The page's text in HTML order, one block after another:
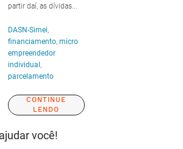
partir daí, as dívidas...
DASN-Simei,
financiamento, micro
empreendedor
individual ,
parcelamento
CONTINUE
LENDO
você!